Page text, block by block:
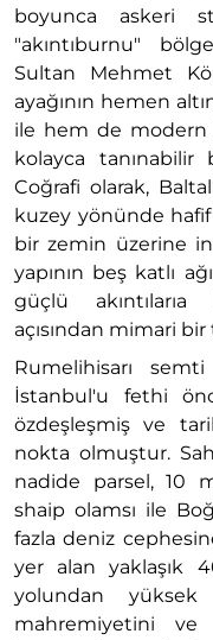
boyunca askeri
"akıntıburnu"
Sultan Mehmet
ayağının hemen
ile hem de modern
kolayca tanınabilir
Coğrafi olarak,
kuzey yönünde
bir zemin üzerine
yapının beş katlı
güçlü
açısından mimari
Rumelihisarı
İstanbul'u fethi
özdeşleşmiş ve
nokta olmuştur.
nadide parsel, 10
shaip olamsı ile
fazla deniz
yer alan yaklaşık
yolundan yüksek
mahremiyetini ve